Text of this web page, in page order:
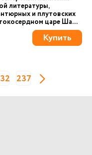
литературы,
и плутовских
царе Ша...
Купить
237